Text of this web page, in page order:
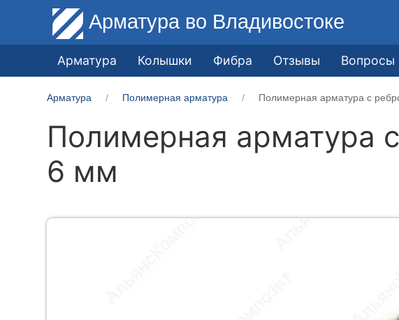
Арматура во Владивостоке
Арматура Колышки Фибра Отзывы Вопросы
Арматура Полимерная арматура Полимерная арматура c
Полимерная арматура
6 мм